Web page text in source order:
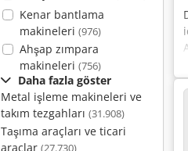
Kenar bantlama
makineleri (976)
Ahşap zımpara
makineleri (756)
Daha fazla göster
Metal işleme makineleri ve
takım tezgahları (31.908)
Taşıma araçları ve ticari
araçlar (27.730)